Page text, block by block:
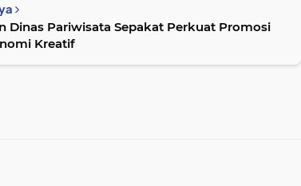
Dinas Pariwisata Sepakat Perkuat Promosi
Kreatif